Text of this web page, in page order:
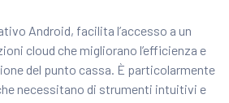
Android, facilita l’accesso a un
cloud che migliorano l’efficienza e
del punto cassa. È particolarmente
necessitano di strumenti intuitivi e